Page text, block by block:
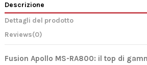
Descrizione
Dettagli del prodotto
Reviews(0)
Fusion Apollo MS-RA800: il top di